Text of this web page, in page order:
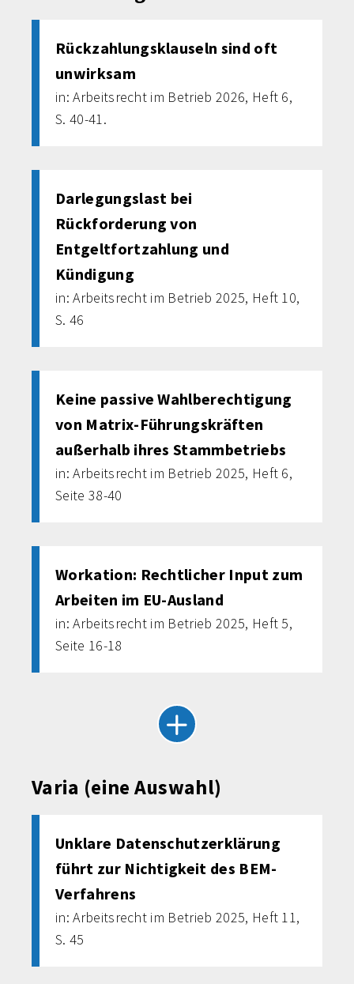
Rückzahlungsklauseln sind oft
unwirksam
in: Arbeitsrecht im Betrieb 2026, Heft 6,
S. 40-41.
Darlegungslast bei
Rückforderung von
Entgeltfortzahlung und
Kündigung
in: Arbeitsrecht im Betrieb 2025, Heft 10,
S. 46
Keine passive Wahlberechtigung
von Matrix-Führungskräften
außerhalb ihres Stammbetriebs
in: Arbeitsrecht im Betrieb 2025, Heft 6,
Seite 38-40
Workation: Rechtlicher Input zum
Arbeiten im EU-Ausland
in: Arbeitsrecht im Betrieb 2025, Heft 5,
Seite 16-18
Varia (eine Auswahl)
Unklare Datenschutzerklärung
führt zur Nichtigkeit des BEM-
Verfahrens
in: Arbeitsrecht im Betrieb 2025, Heft 11,
S. 45